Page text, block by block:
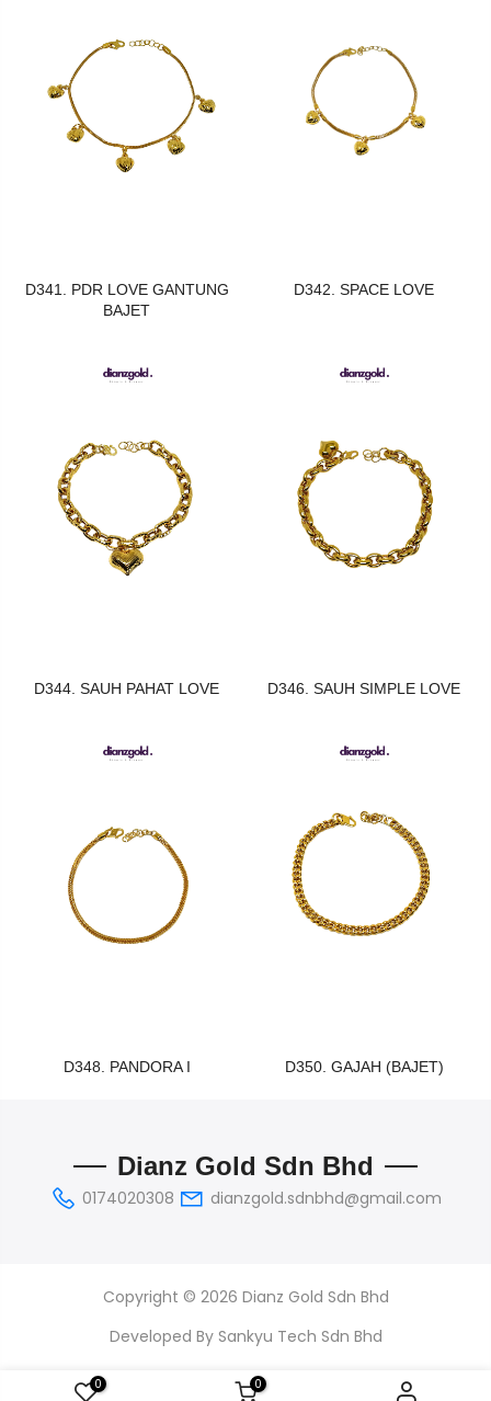
D341. PDR LOVE GANTUNG
BAJET
D342. SPACE LOVE
D344. SAUH PAHAT LOVE D346. SAUH SIMPLE LOVE
D348. PANDORA I D350. GAJAH (BAJET)
Dianz Gold Sdn Bhd
0174020308 dianzgold.sdnbhd@gmail.com
Copyright © 2026 Dianz Gold Sdn Bhd
Developed By Sankyu Tech Sdn Bhd
0 0